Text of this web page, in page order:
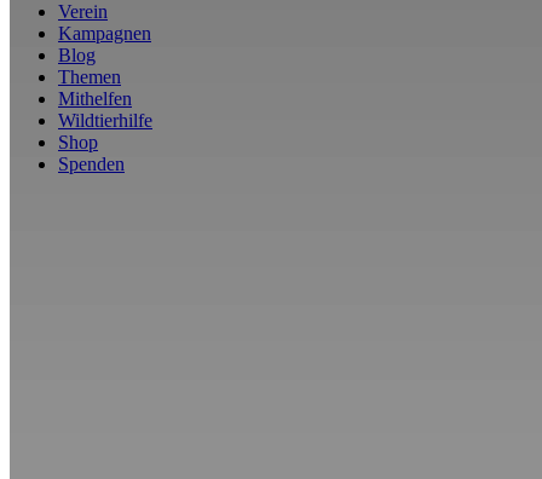
Verein
Kampagnen
Blog
Themen
Mithelfen
Wildtierhilfe
Shop
Spenden